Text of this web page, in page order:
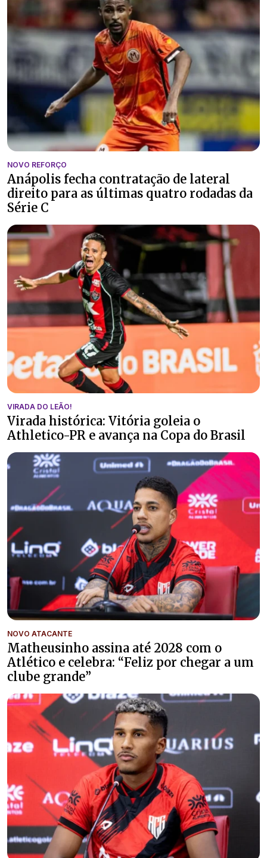
NOVO REFORÇO
Anápolis fecha contratação de lateral
direito para as últimas quatro rodadas da
Série C
VIRADA DO LEÃO!
Virada histórica: Vitória goleia o
Athletico-PR e avança na Copa do Brasil
NOVO ATACANTE
Matheusinho assina até 2028 com o
Atlético e celebra: “Feliz por chegar a um
clube grande”